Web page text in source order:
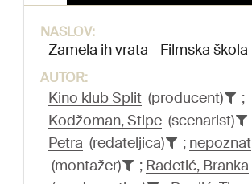
NASLOV:
Zamela ih vrata - Filmska škola
AUTOR:
Kino klub Split (producent)
;
Kodžoman, Stipe (scenarist)
Petra (redateljica) ; nepoznat
(montažer)
; Radetić, Branka